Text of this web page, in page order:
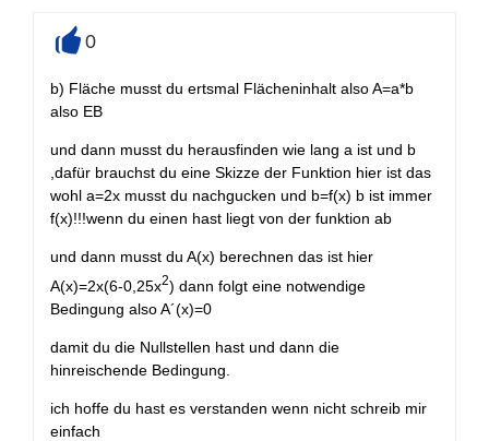
0
b) Fläche musst du ertsmal Flächeninhalt also A=a*b
also EB
und dann musst du herausfinden wie lang a ist und b
,dafür brauchst du eine Skizze der Funktion hier ist das
wohl a=2x musst du nachgucken und b=f(x) b ist immer
f(x)!!!wenn du einen hast liegt von der funktion ab
und dann musst du A(x) berechnen das ist hier
A(x)=2x(6-0,25x2) dann folgt eine notwendige
Bedingung also A´(x)=0
damit du die Nullstellen hast und dann die
hinreischende Bedingung.
ich hoffe du hast es verstanden wenn nicht schreib mir
einfach